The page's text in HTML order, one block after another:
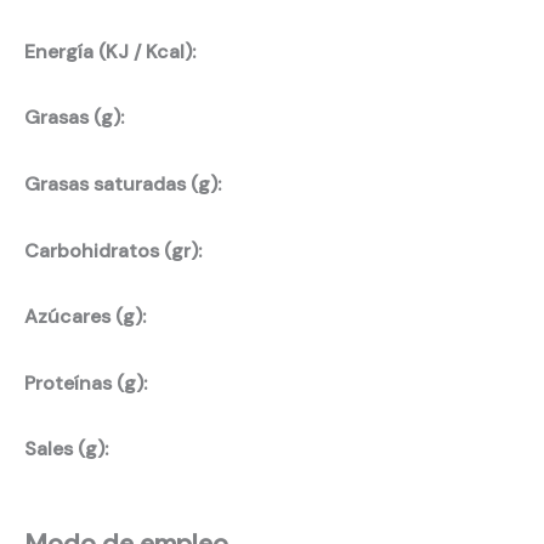
Energía (KJ / Kcal):
Grasas (g):
Grasas saturadas (g):
Carbohidratos (gr):
Azúcares (g):
Proteínas (g):
Sales (g):